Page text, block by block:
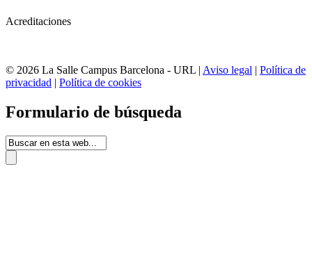
Acreditaciones
© 2026 La Salle Campus Barcelona - URL | Aviso legal | Política de
privacidad | Política de cookies
Formulario de búsqueda